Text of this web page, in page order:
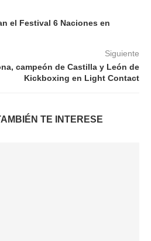
el Festival 6 Naciones en
Siguiente
campeón de Castilla y León de
Kickboxing en Light Contact
TE INTERESE